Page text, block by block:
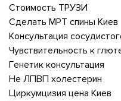
Стоимость ТРУЗИ
Сделать МРТ спины Киев
Консультация
Чувствительность к
Генетик консультация
Не ЛПВП холестерин
Циркумцизия цена Киев